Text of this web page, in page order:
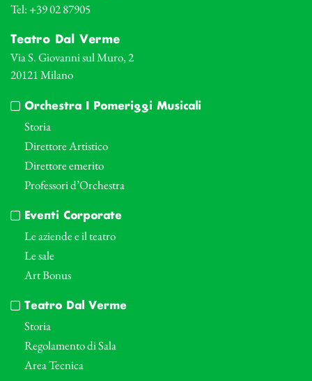
Tel: +39 02 87905
Teatro Dal Verme
Via S. Giovanni sul Muro, 2
20121 Milano
Orchestra I Pomeriggi Musicali
Storia
Direttore Artistico
Direttore emerito
Professori d’Orchestra
Eventi Corporate
Le aziende e il teatro
Le sale
Art Bonus
Teatro Dal Verme
Storia
Regolamento di Sala
Area Tecnica